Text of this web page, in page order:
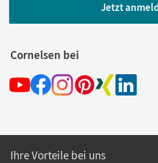
Jetzt
Cornelsen bei
Ihre Vorteile bei uns